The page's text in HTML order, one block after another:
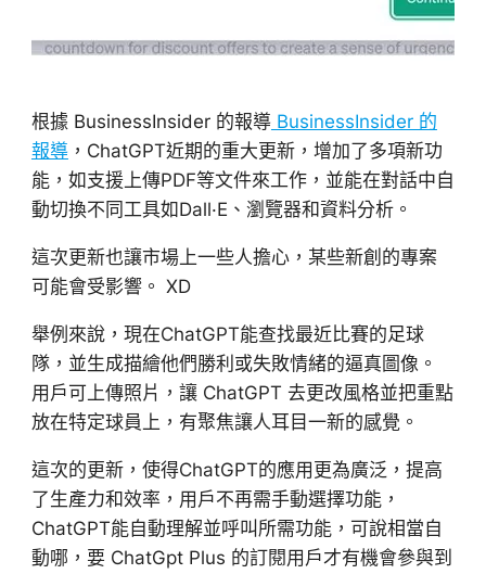
根據 BusinessInsider 的報導BusinessInsider 的
報導，ChatGPT近期的重大更新，增加了多項新功
能，如支援上傳PDF等文件來工作，並能在對話中自
動切換不同工具如Dall·E、瀏覽器和資料分析。
這次更新也讓市場上一些人擔心，某些新創的專案
可能會受影響。 XD
舉例來說，現在ChatGPT能查找最近比賽的足球
隊，並生成描繪他們勝利或失敗情緒的逼真圖像。
用戶可上傳照片，讓 ChatGPT 去更改風格並把重點
放在特定球員上，有聚焦讓人耳目一新的感覺。
這次的更新，使得ChatGPT的應用更為廣泛，提高
了生產力和效率，用戶不再需手動選擇功能，
ChatGPT能自動理解並呼叫所需功能，可說相當自
動哪，要 ChatGpt Plus 的訂閱用戶才有機會參與到